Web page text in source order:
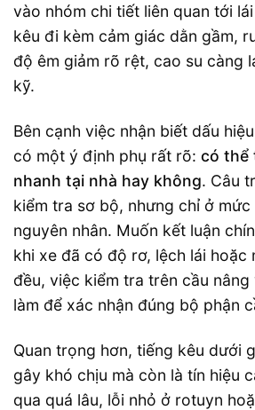
vào nhóm chi tiết liên quan tới
kêu đi kèm cảm giác dằn gầm,
độ êm giảm rõ rệt, cao su càng
kỹ.
Bên cạnh việc nhận biết dấu
có một ý định phụ rất rõ: có thể
nhanh tại nhà hay không. Câu
kiểm tra sơ bộ, nhưng chỉ ở mức
nguyên nhân. Muốn kết luận
khi xe đã có độ rơ, lệch lái hoặc
đều, việc kiểm tra trên cầu
làm để xác nhận đúng bộ phận
Quan trọng hơn, tiếng kêu dưới
gây khó chịu mà còn là tín hiệu
qua quá lâu, lỗi nhỏ ở rotuyn